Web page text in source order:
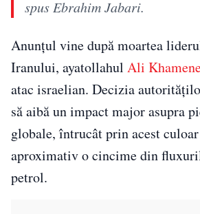
spus Ebrahim Jabari.
Anunţul vine după moartea
Iranului, ayatollahul Ali
atac israelian. Decizia
să aibă un impact major asupra
globale, întrucât prin acest
aproximativ o cincime din
petrol.